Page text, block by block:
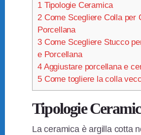
1Tipologie Ceramica
2Come Scegliere Colla per
Porcellana
3Come Scegliere Stucco
e Porcellana
4Aggiustare porcellana e
5Come togliere la colla
Tipologie
La ceramica è argilla cotta